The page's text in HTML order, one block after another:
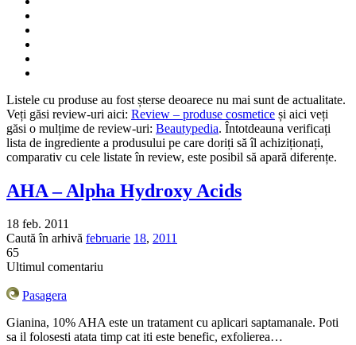
Listele cu produse au fost șterse deoarece nu mai sunt de actualitate.
Veți găsi review-uri aici: Review – produse cosmetice și aici veți
găsi o mulțime de review-uri: Beautypedia. Întotdeauna verificați
lista de ingrediente a produsului pe care doriți să îl achiziționați,
comparativ cu cele listate în review, este posibil să apară diferențe.
AHA – Alpha Hydroxy Acids
18 feb. 2011
Caută în arhivă februarie 18, 2011
65
Ultimul comentariu
Pasagera
Gianina, 10% AHA este un tratament cu aplicari saptamanale. Poti
sa il folosesti atata timp cat iti este benefic, exfolierea…